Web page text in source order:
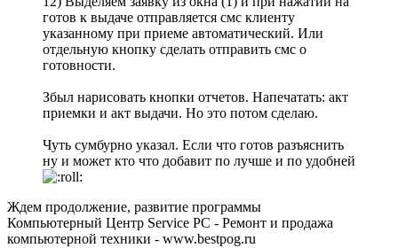
готов к выдаче отправляется смс клиенту
указанному при приеме автоматический. Или
отдельную кнопку сделать отправить смс о
готовности.
Збыл нарисовать кнопки отчетов. Напечатать: акт
приемки и акт выдачи. Но это потом сделаю.
Чуть сумбурно указал. Если что готов разъяснить
ну и может кто что добавит по лучше и по удобней
Ждем продолжение, развитие программы
Компьютерный Центр Service PC - Ремонт и продажа
компьютерной техники - www.bestpog.ru